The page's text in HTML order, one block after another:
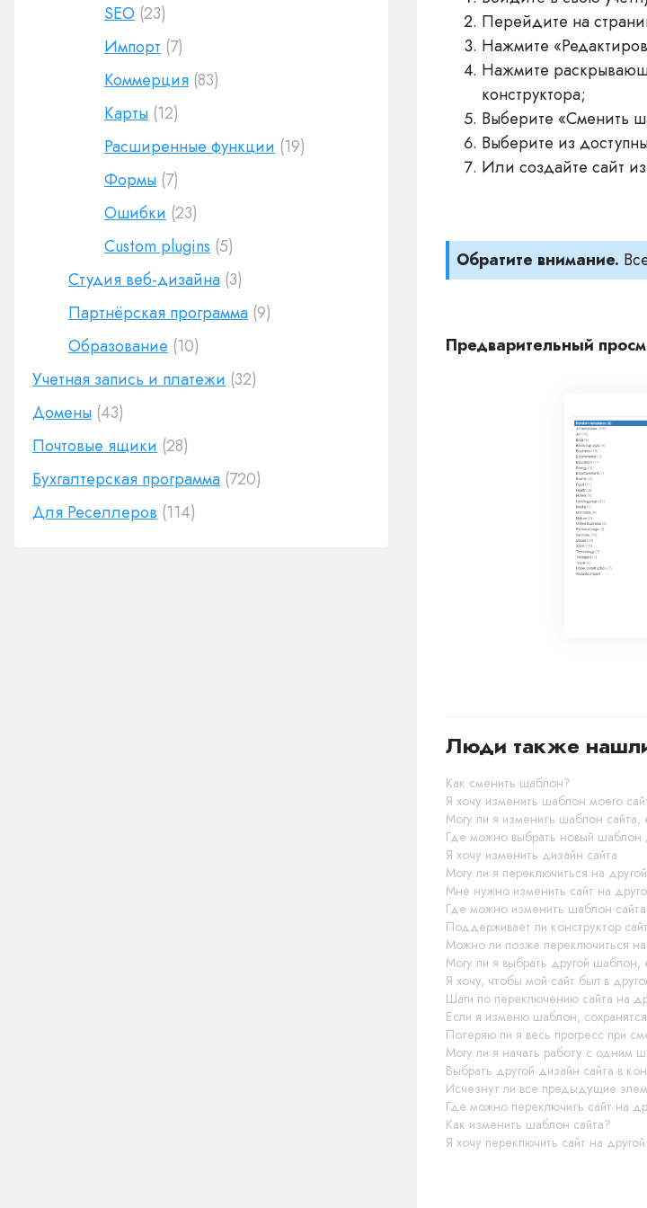
SEO (23)
Импорт (7)
Коммерция (83)
Карты (12)
Расширенные функции (19)
Формы (7)
Ошибки (23)
Custom plugins (5)
Студия веб-дизайна (3)
Партнёрская программа (9)
Образование (10)
Учетная запись и платежи (32)
Домены (43)
Почтовые ящики (28)
Бухгалтерская программа (720)
Для Реселлеров (114)
Перейдите на
Нажмите
Нажмите
конструктора;
Выберите «Сменить
Выберите из
Или создайте сайт
Обратите внимание.
Предварительный
Люди также нашли
Как сменить шаблон?
Я хочу изменить шаблон моего
Могу ли я изменить шаблон
Где можно выбрать новый шаблон
Я хочу изменить дизайн сайта
Могу ли я переключиться на
Мне нужно изменить сайт на
Где можно изменить шаблон
Поддерживает ли конструктор
Можно ли позже переключиться
Могу ли я выбрать другой шаблон,
Я хочу, чтобы мой сайт был в
Шаги по переключению сайта на
Если я изменю шаблон,
Потеряю ли я весь прогресс при
Могу ли я начать работу с одним
Выбрать другой дизайн сайта в
Исчезнут ли все предыдущие
Где можно переключить сайт на
Как изменить шаблон сайта?
Я хочу переключить сайт на